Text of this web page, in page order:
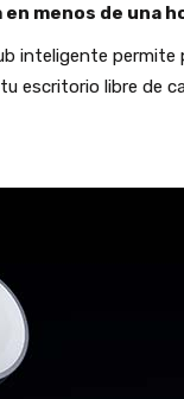
en menos de una
inteligente permite
escritorio libre de